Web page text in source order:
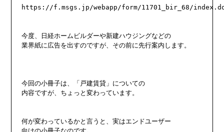
https://f.msgs.jp/webapp/form/11701_bir_68/
今度、日経ホームビルダーや新建ハウジングなどの
業界紙に広告を出すのですが、その前に先行案内します。
今回の小冊子は、「戸建賃貸」についての
内容ですが、ちょっと変わっています。
何が変わっているかと言うと、実はエンドユーザー